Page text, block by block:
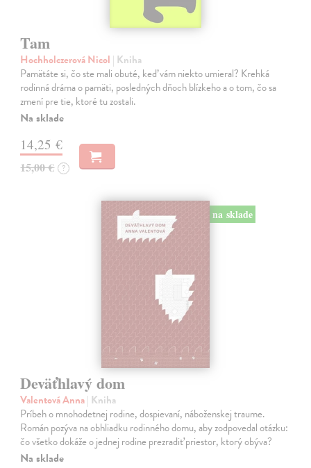
Tam
Hochholczerová Nicol | Kniha
Pamätáte si, čo ste mali obuté, keď vám niekto umieral? Krehká
rodinná dráma o pamäti, posledných dňoch blízkeho a o tom, čo sa
zmení pre tie, ktoré tu zostali.
Na sklade
14,25 €
15,00 € ?
na sklade
Deväťhlavý dom
Valentová Anna| Kniha
Príbeh o mnohodetnej rodine, dospievaní, náboženskej traume.
Román pozýva na obhliadku rodinného domu, aby zodpovedal otázku:
čo všetko dokáže o jednej rodine prezradiť priestor, ktorý obýva?
Na sklade